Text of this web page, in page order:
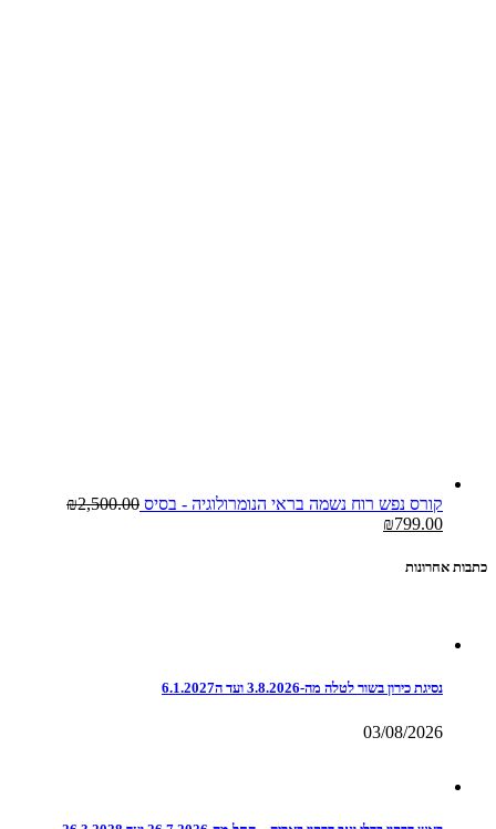
קורס נפש רוח נשמה בראי הנומרולוגיה - בסיס ₪2,500.00
₪799.00
כתבות אחרונות
נסיגת כירון בשור לטלה מה-3.8.2026 ועד ה6.1.2027
03/08/2026